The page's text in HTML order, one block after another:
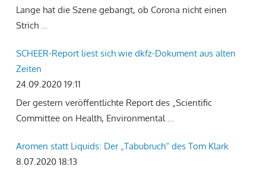
Lange hat die Szene gebangt, ob Corona nicht einen
Strich …
SCHEER-Report liest sich wie dkfz-Dokument aus alten
Zeiten
24.09.2020 19:11
Der gestern veröffentlichte Report des „Scientific
Committee on Health, Environmental …
Aromen statt Liquids: Der „Tabubruch“ des Tom Klark
8.07.2020 18:13